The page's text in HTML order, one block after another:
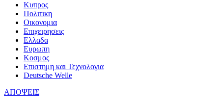
Κυπρος
Πολιτικη
Οικονομια
Επιχειρησεις
Ελλαδα
Ευρωπη
Κοσμος
Επιστημη και Τεχνολογια
Deutsche Welle
ΑΠΟΨΕΙΣ